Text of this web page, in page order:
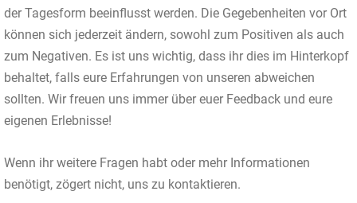
der Tagesform beeinflusst werden. Die Gegebenheiten vor Ort
können sich jederzeit ändern, sowohl zum Positiven als auch
zum Negativen. Es ist uns wichtig, dass ihr dies im Hinterkopf
behaltet, falls eure Erfahrungen von unseren abweichen
sollten. Wir freuen uns immer über euer Feedback und eure
eigenen Erlebnisse!
Wenn ihr weitere Fragen habt oder mehr Informationen
benötigt, zögert nicht, uns zu kontaktieren.